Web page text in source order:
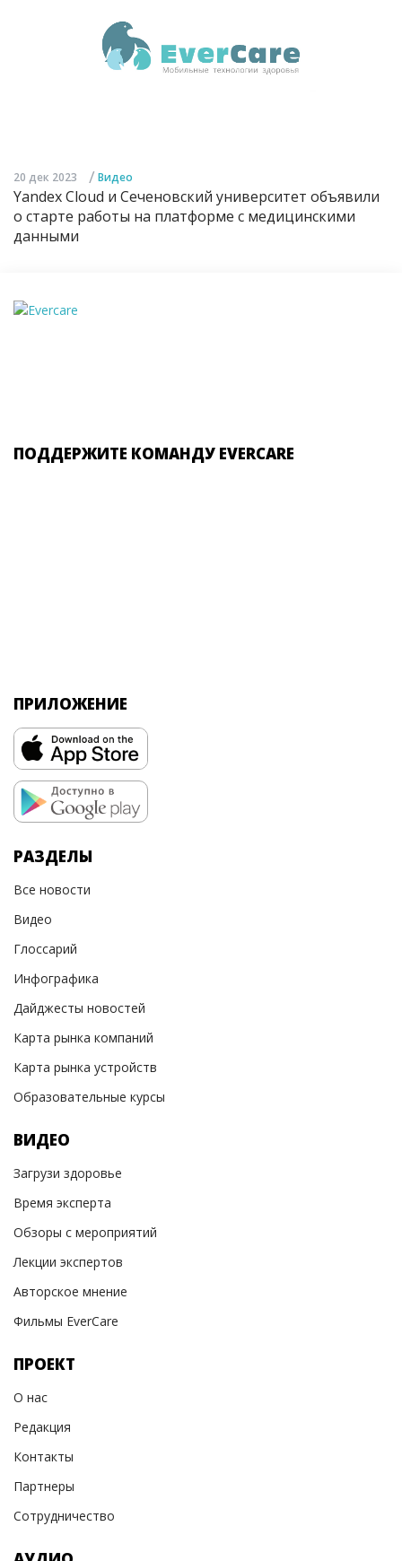
20 дек 2023 / Видео
Yandex Cloud и Сеченовский университет объявили
о старте работы на платформе с медицинскими
данными
ПОДДЕРЖИТЕ КОМАНДУ EVERCARE
ПРИЛОЖЕНИЕ
РАЗДЕЛЫ
Все новости
Видео
Глоссарий
Инфографика
Дайджесты новостей
Карта рынка компаний
Карта рынка устройств
Образовательные курсы
ВИДЕО
Загрузи здоровье
Время эксперта
Обзоры с мероприятий
Лекции экспертов
Авторское мнение
Фильмы EverCare
ПРОЕКТ
О нас
Редакция
Контакты
Партнеры
Сотрудничество